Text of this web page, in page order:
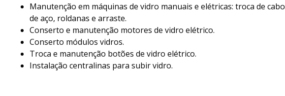
Manutenção em máquinas de vidro manuais e elétricas: troca de cabo
de aço, roldanas e arraste.
Conserto e manutenção motores de vidro elétrico.
Conserto módulos vidros.
Troca e manutenção botões de vidro elétrico.
Instalação centralinas para subir vidro.